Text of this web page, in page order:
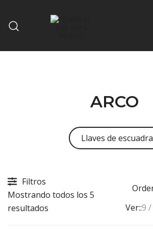
content
Baníssimo
Fine bath design
ARCO
Llaves de escuadra
Filtros
Mostrando todos los 5
resultados
Ver::9